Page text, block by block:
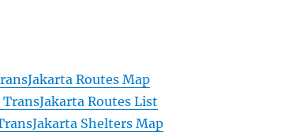
Routes Map
Routes List
Shelters Map